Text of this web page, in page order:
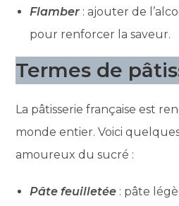
Flamber : ajouter de
pour renforcer la saveur.
Termes de
La pâtisserie française est
monde entier. Voici
amoureux du sucré :
Pâte feuilletée : pâte